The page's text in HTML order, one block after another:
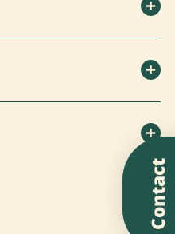
Contact